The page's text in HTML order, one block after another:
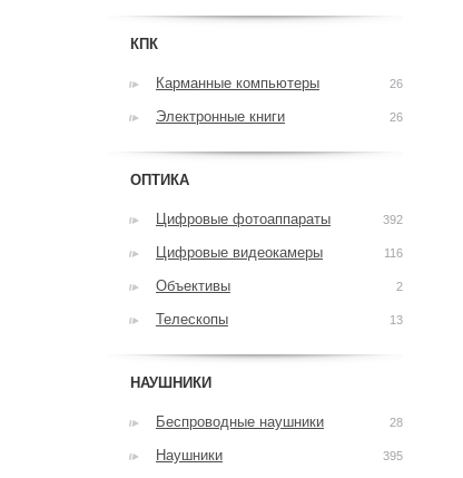
КПК
Карманные компьютеры 26
Электронные книги 26
ОПТИКА
Цифровые фотоаппараты 392
Цифровые видеокамеры 116
Объективы 2
Телескопы 13
НАУШНИКИ
Беспроводные наушники 28
Наушники 395